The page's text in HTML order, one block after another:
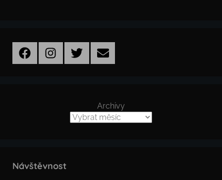
FacebookInstagramTwitter Email
Archivy
Návštěvnost